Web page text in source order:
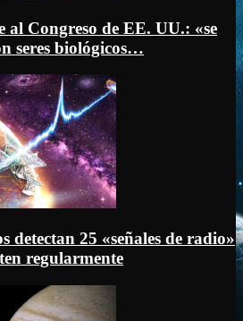
al Congreso de EE. UU.: «se
seres biológicos…
detectan 25 «señales de radio»
regularmente